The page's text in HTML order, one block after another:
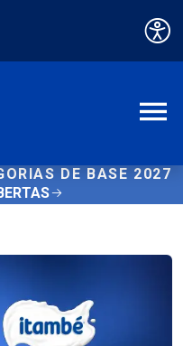
DE BASE 2027